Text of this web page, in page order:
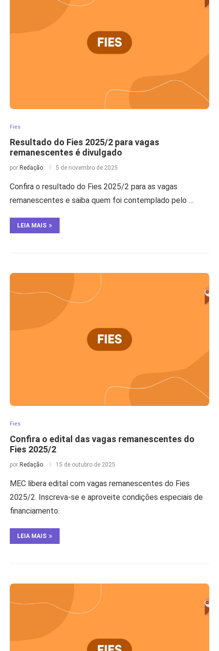
Fies
Resultado do Fies 2025/2 para vagas
remanescentes é divulgado
por Redação 5 de novembro de 2025
Confira o resultado do Fies 2025/2 para as vagas
remanescentes e saiba quem foi contemplado pelo …
LEIA MAIS
Fies
Confira o edital das vagas remanescentes do
Fies 2025/2
por Redação 15 de outubro de 2025
MEC libera edital com vagas remanescentes do Fies
2025/2. Inscreva-se e aproveite condições especiais de
financiamento.
LEIA MAIS